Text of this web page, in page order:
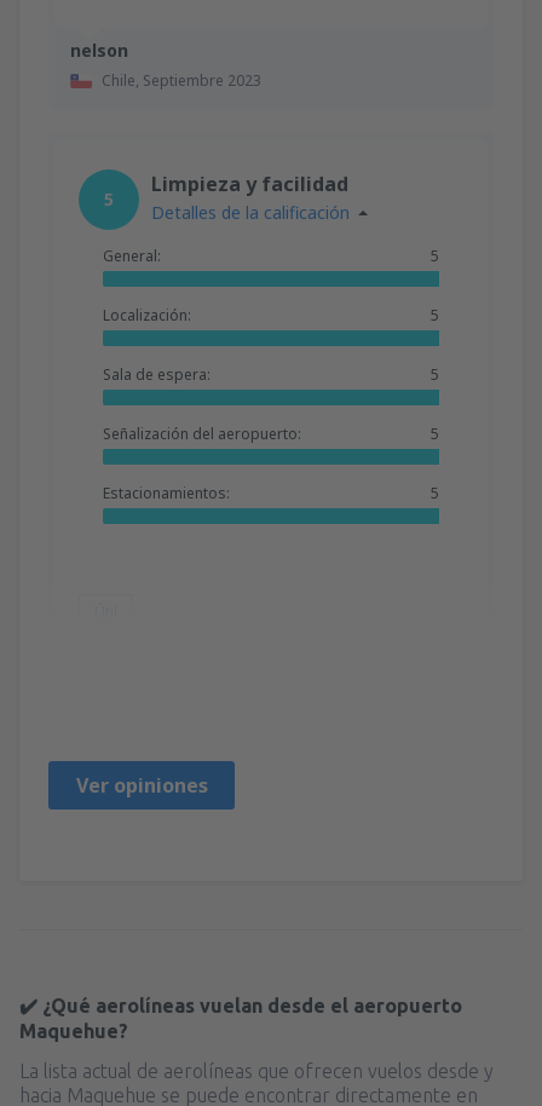
nelson
Chile, Septiembre 2023
5
Limpieza y facilidad
Detalles de la calificación
General: 5
Localización: 5
Sala de espera: 5
Señalización del aeropuerto: 5
Estacionamientos: 5
Ver opiniones
✔️ ¿Qué aerolíneas vuelan desde el aeropuerto
Maquehue?
La lista actual de aerolíneas que ofrecen vuelos desde y
hacia Maquehue se puede encontrar directamente en